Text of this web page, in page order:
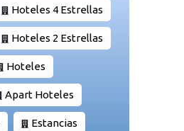
Hoteles 4 Estrellas
Hoteles 2 Estrellas
Hoteles
Apart Hoteles
Estancias